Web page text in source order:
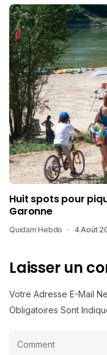
Huit spots pour
Garonne
Quidam Hebdo 4 Août
Laisser un
Votre Adresse E-Mail
Obligatoires Sont